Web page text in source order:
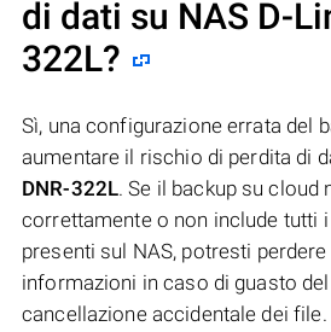
di dati su NAS D-
322L?
Sì, una configurazione errata del
aumentare il rischio di perdita di
DNR-322L. Se il backup su cloud
correttamente o non include tutti
presenti sul NAS, potresti
informazioni in caso di guasto
cancellazione accidentale dei